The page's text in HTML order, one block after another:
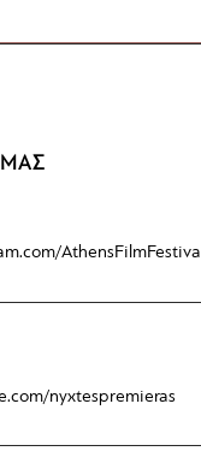
AthensFilmFestival
nyxtespremieras